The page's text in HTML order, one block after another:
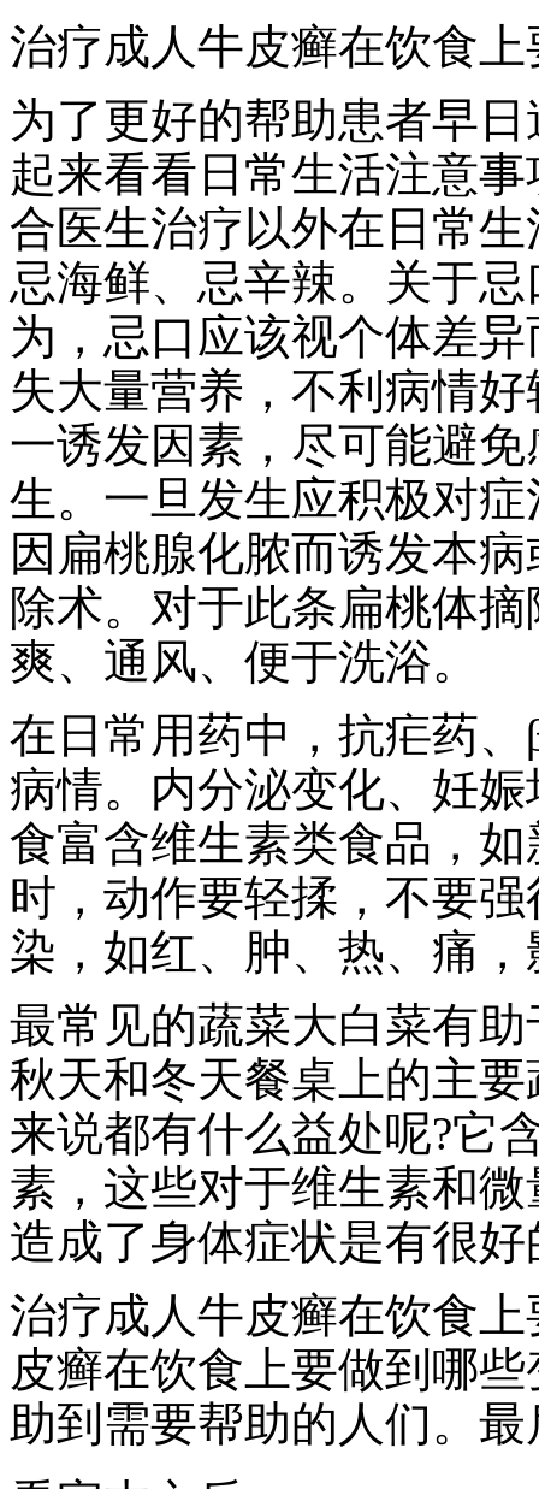
治疗成人牛皮癣在饮食上
为了更好的帮助患者早
起来看看日常生活注意
合医生治疗以外在日常
忌海鲜、忌辛辣。关于
为，忌口应该视个体差
失大量营养，不利病情
一诱发因素，尽可能避
生。一旦发生应积极对
因扁桃腺化脓而诱发本
除术。对于此条扁桃体
爽、通风、便于洗浴。
在日常用药中，抗疟药
病情。内分泌变化、妊
食富含维生素类食品，
时，动作要轻揉，不要
染，如红、肿、热、痛
最常见的蔬菜大白菜有
秋天和冬天餐桌上的主
来说都有什么益处呢?它
素，这些对于维生素和
造成了身体症状是有很
治疗成人牛皮癣在饮食
皮癣在饮食上要做到哪
助到需要帮助的人们。